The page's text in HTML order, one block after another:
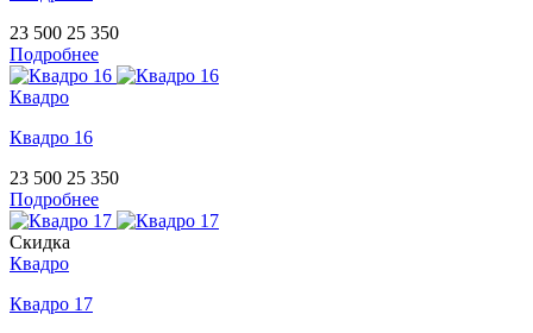
23 500 25 350
Подробнее
Квадро
Квадро 16
23 500 25 350
Подробнее
Скидка
Квадро
Квадро 17